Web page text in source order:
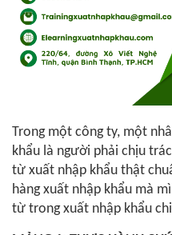
Trong một công ty, một
khẩu là người phải chịu
từ xuất nhập khẩu thật
hàng xuất nhập khẩu mà
từ trong xuất nhập khẩu